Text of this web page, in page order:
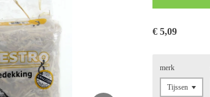
€ 5,09
merk